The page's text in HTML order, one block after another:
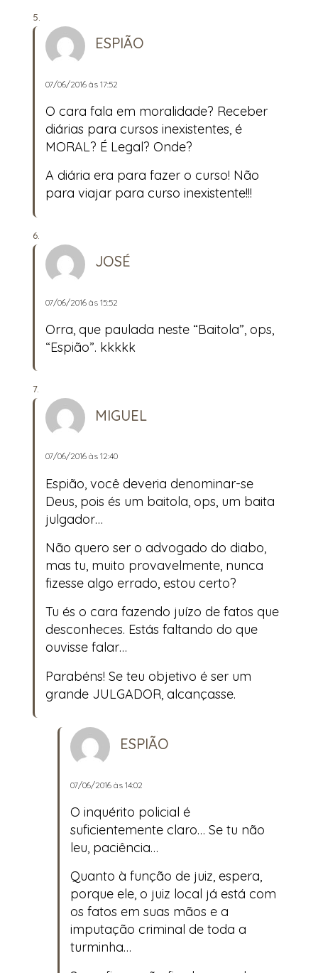
ESPIÃO
07/06/2016 às 17:52
O cara fala em moralidade? Receber
diárias para cursos inexistentes, é
MORAL? É Legal? Onde?
A diária era para fazer o curso! Não
para viajar para curso inexistente!!!
JOSÉ
07/06/2016 às 15:52
Orra, que paulada neste “Baitola”, ops,
“Espião”. kkkkk
MIGUEL
07/06/2016 às 12:40
Espião, você deveria denominar-se
Deus, pois és um baitola, ops, um baita
julgador…
Não quero ser o advogado do diabo,
mas tu, muito provavelmente, nunca
fizesse algo errado, estou certo?
Tu és o cara fazendo juízo de fatos que
desconheces. Estás faltando do que
ouvisse falar…
Parabéns! Se teu objetivo é ser um
grande JULGADOR, alcançasse.
ESPIÃO
07/06/2016 às 14:02
O inquérito policial é
suficientemente claro… Se tu não
leu, paciência…
Quanto à função de juiz, espera,
porque ele, o juiz local já está com
os fatos em suas mãos e a
imputação criminal de toda a
turminha…